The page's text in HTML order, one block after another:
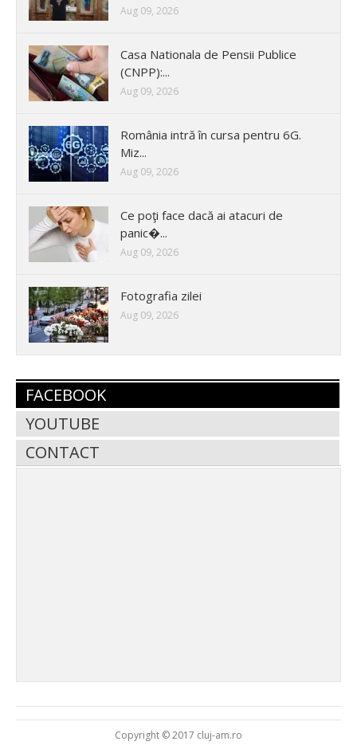
Aug 09, 2026
Casa Nationala de Pensii Publice
(CNPP):...
Aug 09, 2026
România intră în cursa pentru 6G.
Miz...
Aug 09, 2026
Ce poţi face dacă ai atacuri de
panic�...
Aug 09, 2026
Fotografia zilei
Aug 09, 2026
FACEBOOK
YOUTUBE
CONTACT
Copyright © 2017 cluj-am.ro